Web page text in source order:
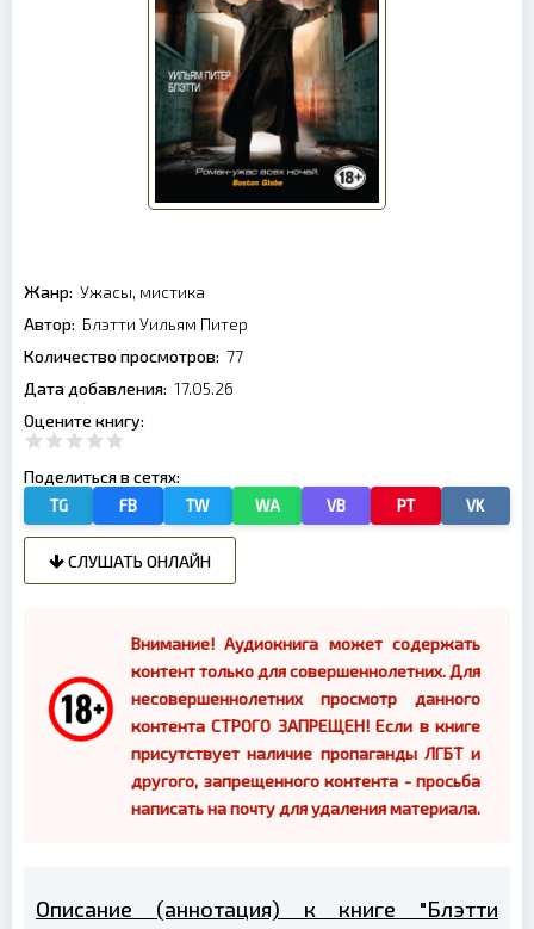
Жанр: Ужасы, мистика
Автор: Блэтти Уильям Питер
Количество просмотров: 77
Дата добавления: 17.05.26
Оцените книгу:
Поделиться в сетях:
TG FB TW WA VB PT VK
СЛУШАТЬ ОНЛАЙН
Внимание! Аудиокнига может содержать
контент только для совершеннолетних. Для
несовершеннолетних просмотр данного
контента СТРОГО ЗАПРЕЩЕН! Если в книге
присутствует наличие пропаганды ЛГБТ и
другого, запрещенного контента - просьба
написать на почту для удаления материала.
Описание (аннотация) к книге "Блэтти